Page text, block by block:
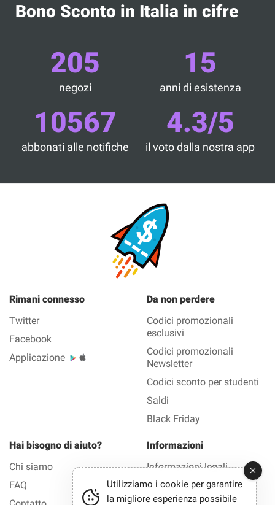
Bono Sconto in Italia in cifre
205
negozi
15
anni di esistenza
10567
abbonati alle notifiche
4.3/5
il voto dalla nostra app
Rimani connesso
Twitter
Facebook
Applicazione
Da non perdere
Codici promozionali
esclusivi
Codici promozionali
Newsletter
Codici sconto per studenti
Saldi
Black Friday
Hai bisogno di aiuto?
Chi siamo
FAQ
Informazioni
Informazioni legali
Privacy
Utilizziamo i cookie per garantire
la migliore esperienza possibile